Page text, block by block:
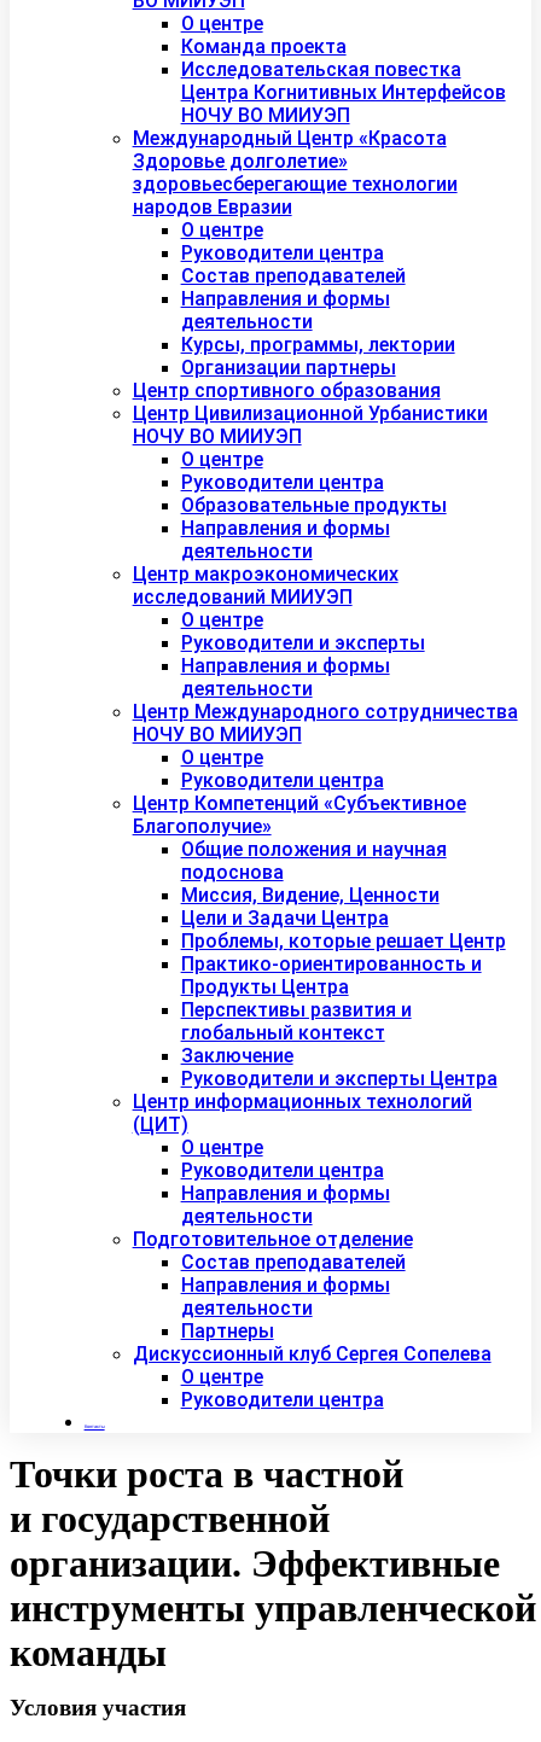
О центре
Команда проекта
Исследовательская повестка
Центра Когнитивных Интерфейсов
НОЧУ ВО МИИУЭП
Международный Центр «Красота
Здоровье долголетие»
здоровьесберегающие технологии
народов Евразии
О центре
Руководители центра
Состав преподавателей
Направления и формы
деятельности
Курсы, программы, лектории
Организации партнеры
Центр спортивного образования
Центр Цивилизационной Урбанистики
НОЧУ ВО МИИУЭП
О центре
Руководители центра
Образовательные продукты
Направления и формы
деятельности
Центр макроэкономических
исследований МИИУЭП
О центре
Руководители и эксперты
Направления и формы
деятельности
Центр Международного сотрудничества
НОЧУ ВО МИИУЭП
О центре
Руководители центра
Центр Компетенций «Субъективное
Благополучие»
Общие положения и научная
подоснова
Миссия, Видение, Ценности
Цели и Задачи Центра
Проблемы, которые решает Центр
Практико-ориентированность и
Продукты Центра
Перспективы развития и
глобальный контекст
Заключение
Руководители и эксперты Центра
Центр информационных технологий
(ЦИТ)
О центре
Руководители центра
Направления и формы
деятельности
Подготовительное отделение
Состав преподавателей
Направления и формы
деятельности
Партнеры
Дискуссионный клуб Сергея Сопелева
О центре
Руководители центра
Контакты
Точки роста в частной
и государственной
организации. Эффективные
инструменты управленческой
команды
Условия участия